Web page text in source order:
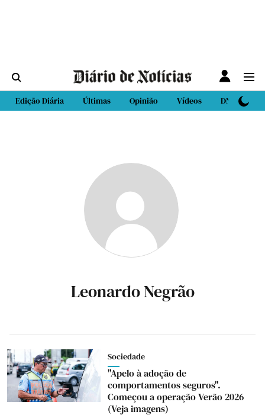
Edição Diária Últimas Opinião Vídeos DN Sport
Leonardo Negrão
Sociedade
"Apelo à adoção de
comportamentos seguros".
Começou a operação Verão 2026
(Veja imagens)